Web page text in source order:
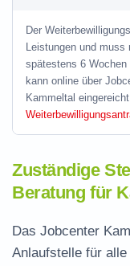
Der
Leistungen und muss
spätestens 6
kann online über
Kammeltal
Zuständige
Beratung für
Das Jobcenter
Anlaufstelle für